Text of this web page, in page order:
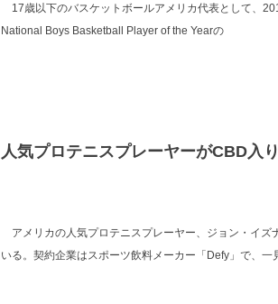
17歳以下のバスケットボールアメリカ代表として、
National Boys Basketball Player of the Yearの
人気プロテニスプレーヤーがCBD入
アメリカの人気プロテニスプレーヤー、ジョン・イズ
いる。契約企業はスポーツ飲料メーカー「Defy」で、